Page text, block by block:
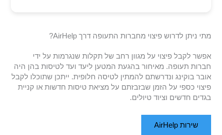
מתי ניתן לדרוש פיצוי מחברות התעופה דרך AirHelp?
אפשר לקבל פיצוי על מגוון רחב של תקלות שנגרמות על ידי
חברות תעופה. מאיחור בהגעת המטען ליעד ועד לטיסות בהן היה
אובר בוקינג ונדרשתם להמתין לטיסה חלופית. ייתכן שתוכלו לקבל
פיצוי כספי על הזמן שבזבזתם על מציאת טיסות חדשות או קניית
בגדים חדשים וציוד טיולים.
שירות AirHelp